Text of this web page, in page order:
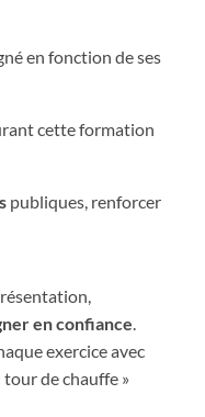
en fonction de ses
cette formation
publiques, renforcer
en confiance
exercice avec
de chauffe »